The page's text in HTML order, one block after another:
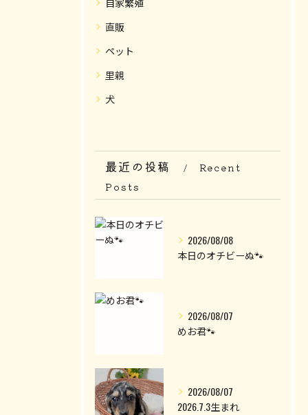
直販
ペット
里親
犬
最近の投稿
Recent
Posts
2026/08/08
本日のオチビーぬ🐾
2026/08/07
めお君🐾
2026/08/07
2026.7.3生まれ